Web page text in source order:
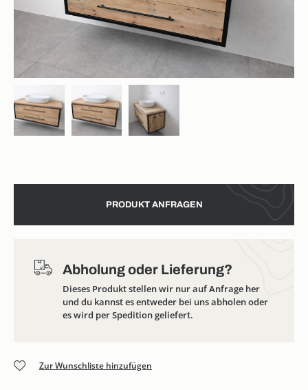
PRODUKT ANFRAGEN
Abholung oder Lieferung?
Dieses Produkt stellen wir nur auf Anfrage her
und du kannst es entweder bei uns abholen oder
es wird per Spedition geliefert.
Zur Wunschliste hinzufügen